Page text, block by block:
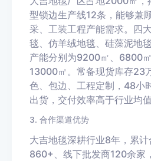
型锁边生产线12条，能够兼
采、工装工程产能需求。四
毯、仿羊绒地毯、硅藻泥地
产能分别为9200㎡、6800
13000㎡。常备现货库存23
色、包边、工程定制，48小
出货，交付效率高于行业均值
3. 合作渠道优势
大吉地毯深耕行业8年，累
860+、线下批发商120余家